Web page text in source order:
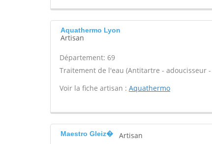
Aquathermo Lyon
Artisan
Département: 69
Traitement de l'eau (Antitartre - adoucisseur
Voir la fiche artisan : Aquathermo
Maestro Gleiz� Artisan